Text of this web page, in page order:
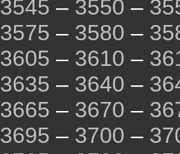
3545 – 3550 –
3575 – 3580 –
3605 – 3610 –
3635 – 3640 –
3665 – 3670 –
3695 – 3700 –